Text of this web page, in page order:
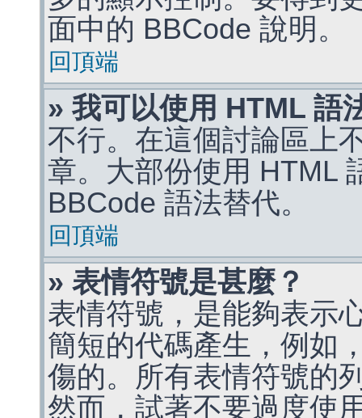
面中的 BBCode 說明。
回頂端
» 我可以使用 HTML 語
不行。在這個討論區上
章。大部份使用 HTML
BBCode 語法替代。
回頂端
» 表情符號是甚麼？
表情符號，是能夠表示
簡短的代碼產生，例如
傷的。所有表情符號的
然而，試著不要過度使